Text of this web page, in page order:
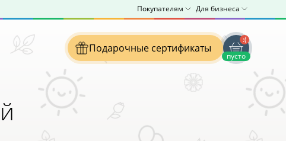
Покупателям Для бизнеса
Подарочные сертификаты
:(
пусто